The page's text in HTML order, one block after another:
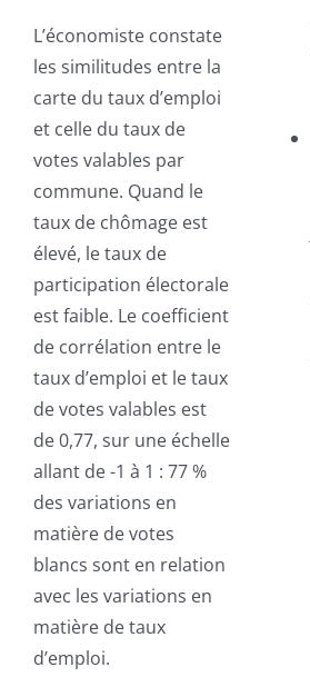
L’économiste constate
les similitudes entre la
carte du taux d’emploi
et celle du taux de
votes valables par
commune. Quand le
taux de chômage est
élevé, le taux de
participation électorale
est faible. Le coefficient
de corrélation entre le
taux d’emploi et le taux
de votes valables est
de 0,77, sur une échelle
allant de -1 à 1 : 77 %
des variations en
matière de votes
blancs sont en relation
avec les variations en
matière de taux
d’emploi.